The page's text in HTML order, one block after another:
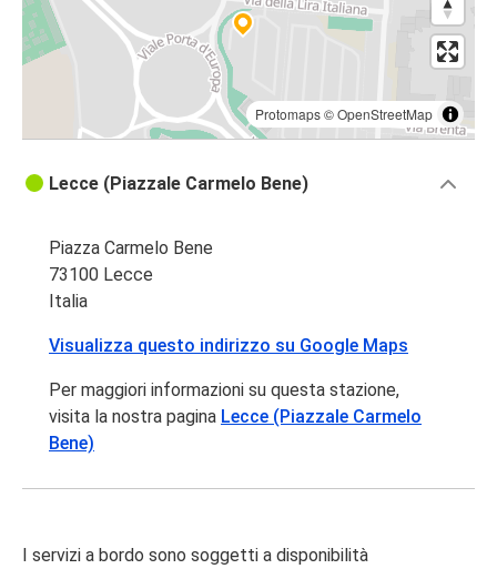
Protomaps©OpenStreetMap
Lecce (Piazzale Carmelo Bene)
Piazza Carmelo Bene
73100 Lecce
Italia
Visualizza questo indirizzo su Google Maps
Per maggiori informazioni su questa stazione,
visita la nostra pagina Lecce (Piazzale Carmelo
Bene)
I servizi a bordo sono soggetti a disponibilità